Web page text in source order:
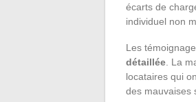
écarts de
individuel non
Les
détaillée . La
locataires qui
des mauvaises